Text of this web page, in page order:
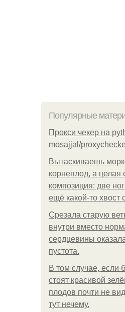
Популярные
Прокси чекер на
mosajjal/
Вытаскиваешь
корнеплод, а целая
композиция: две
ещё какой-то хвост
Срезала старую
внутри вместо
сердцевины
пустота.
В том случае, если
стоят красивой
плодов почти не
тут нечему.